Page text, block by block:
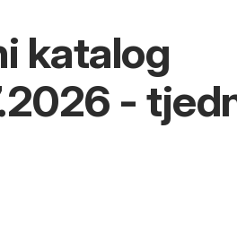
katalog
-